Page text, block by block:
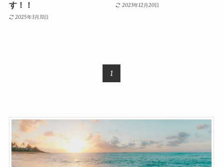
す！！
2025年3月31日
2023年12月20日
1